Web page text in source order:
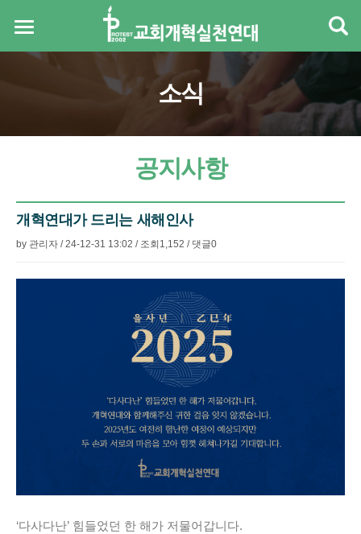
소식
공지사항
개혁연대가 드리는 새해인사
by 관리자 /24-12-31 13:02 / 조회 1,152 / 댓글0
‘다사다난’ 힘들었던 한 해가 저물어갑니다.